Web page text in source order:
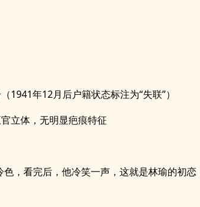
1941年12月后户籍状态标注为“失联”）
立体，无明显疤痕特征
，看完后，他冷笑一声，这就是林瑜的初恋